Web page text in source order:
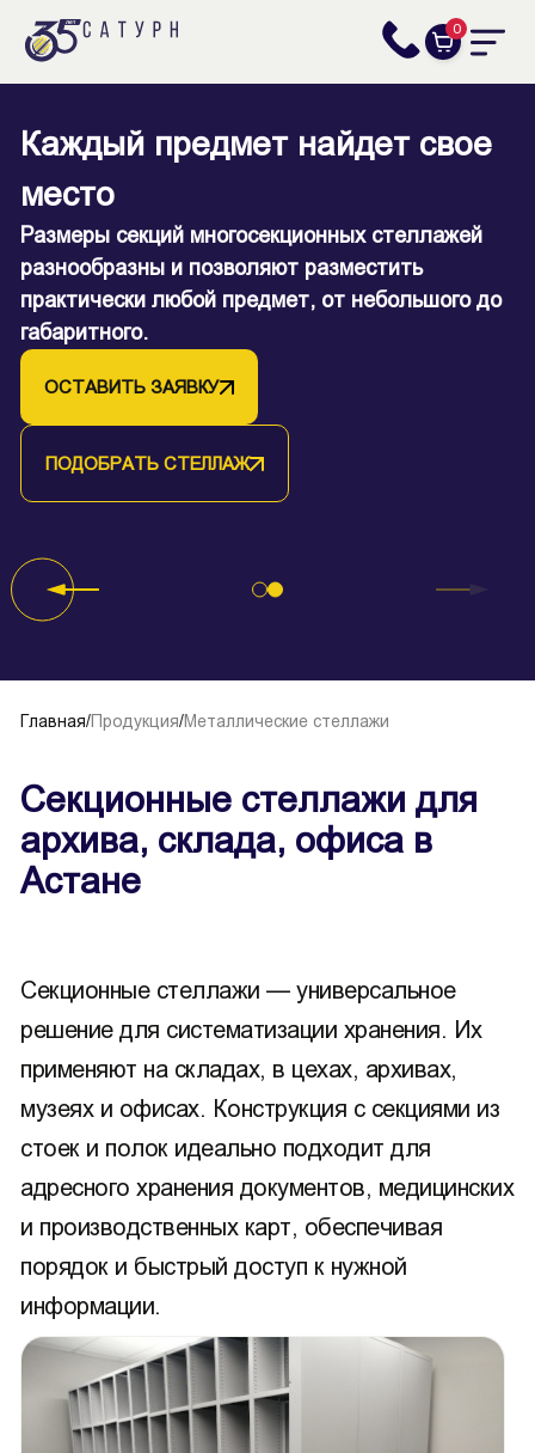
0
Секционные стеллажи
Помогут организовать упорядоченное хранение
на складе, в архиве, музее, регистратуре
поликлиники.
Изготавливаются на основе стационарных или
мобильных стеллажей со сплошной стойкой.
ОСТАВИТЬ ЗАЯВКУ
ПОДОБРАТЬ СТЕЛЛАЖ
Каждый предмет найдет свое
место
Размеры секций многосекционных стеллажей
разнообразны и позволяют разместить
практически любой предмет, от небольшого до
габаритного.
ОСТАВИТЬ ЗАЯВКУ
ПОДОБРАТЬ СТЕЛЛАЖ
Главная/Продукция/Металлические стеллажи
Секционные стеллажи для
архива, склада, офиса в
Астане
Секционные стеллажи — универсальное
решение для систематизации хранения. Их
применяют на складах, в цехах, архивах,
музеях и офисах. Конструкция с секциями из
стоек и полок идеально подходит для
адресного хранения документов, медицинских
и производственных карт, обеспечивая
порядок и быстрый доступ к нужной
информации.